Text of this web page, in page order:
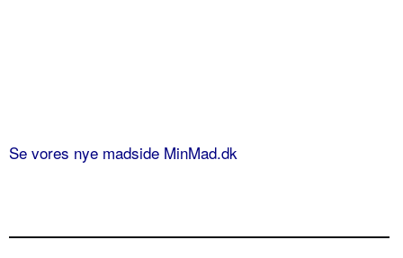
Se vores nye madside MinMad.dk